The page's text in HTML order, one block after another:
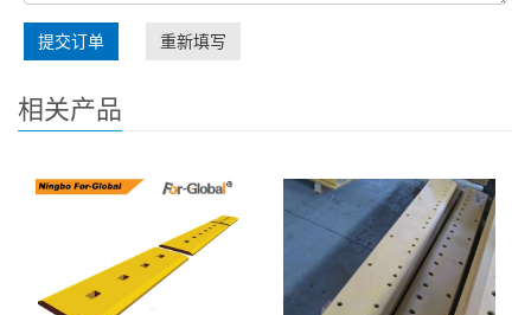
提交订单 重新填写
相关产品